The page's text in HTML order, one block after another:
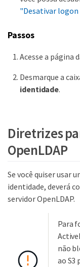
"Desativar
Passos
Acesse a página
Desmarque a
identidade.
Diretrizes
OpenLDAP
Se você quiser usar
identidade, deverá
servidor OpenLDAP.
Para
não
ao S3